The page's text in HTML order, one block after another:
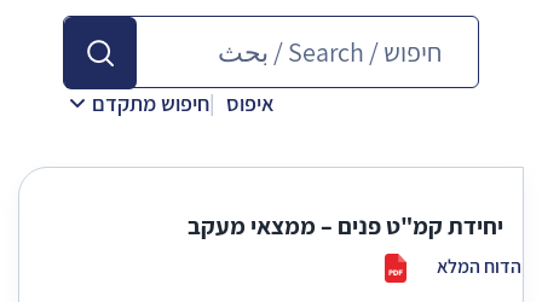
איפוס חיפוש מתקדם
יחידת קמ"ט פנים – ממצאי מעקב
הדוח המלא